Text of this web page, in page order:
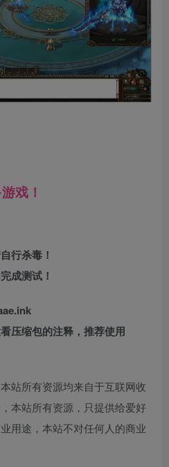
戏！
行杀毒！
成测试！
压缩包的注释，推荐使用
站所有资源均来自于互联网收
本站所有资源，只提供给爱好
用途，本站不对任何人的商业